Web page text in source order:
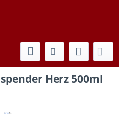
Herz 500ml